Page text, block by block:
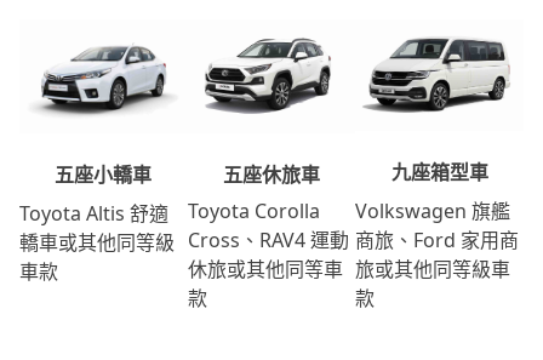
五座小轎車
Toyota Altis 舒適
轎車或其他同等級
車款
五座休旅車
Toyota Corolla
Cross、RAV4 運動
休旅或其他同等車
款
九座箱型車
Volkswagen 旗艦
商旅、Ford 家用商
旅或其他同等級車
款